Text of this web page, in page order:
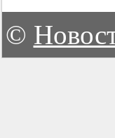
©